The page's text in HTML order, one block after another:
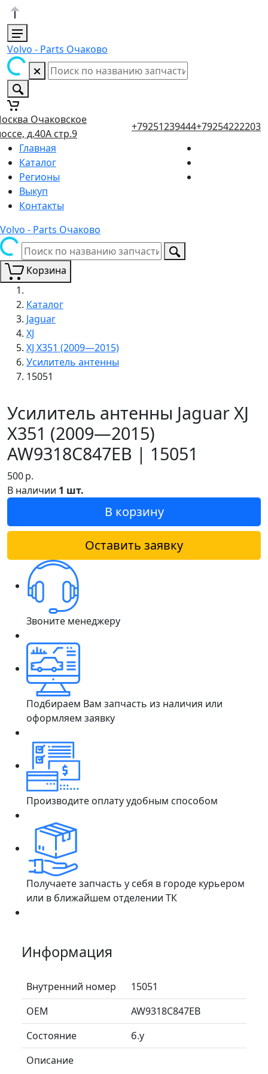
Volvo - Parts Очаково
Очаковское
д.40А стр.9
+79251239444+79254222203
Главная
Каталог
Регионы
Выкуп
Контакты
Volvo - Parts Очаково
Корзина
Каталог
Jaguar
XJ
XJ X351 (2009—2015)
Усилитель антенны
15051
Усилитель антенны Jaguar XJ
X351 (2009—2015)
AW9318C847EB | 15051
500р.
В наличии 1 шт.
В корзину
Оставить заявку
Звоните менеджеру
Подбираем Вам запчасть из наличия или
оформляем заявку
Производите оплату удобным способом
Получаете запчасть у себя в городе курьером
или в ближайшем отделении ТК
Информация
Внутренний номер
15051
ОЕМ
AW9318C847EB
Состояние
б.у
Описание